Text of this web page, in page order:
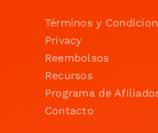
Términos y
Privacy
Reembolsos
Recursos
Programa de
Contacto